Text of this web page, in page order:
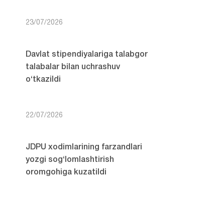
23/07/2026
Davlat stipendiyalariga talabgor
talabalar bilan uchrashuv
o‘tkazildi
22/07/2026
JDPU xodimlarining farzandlari
yozgi sog‘lomlashtirish
oromgohiga kuzatildi